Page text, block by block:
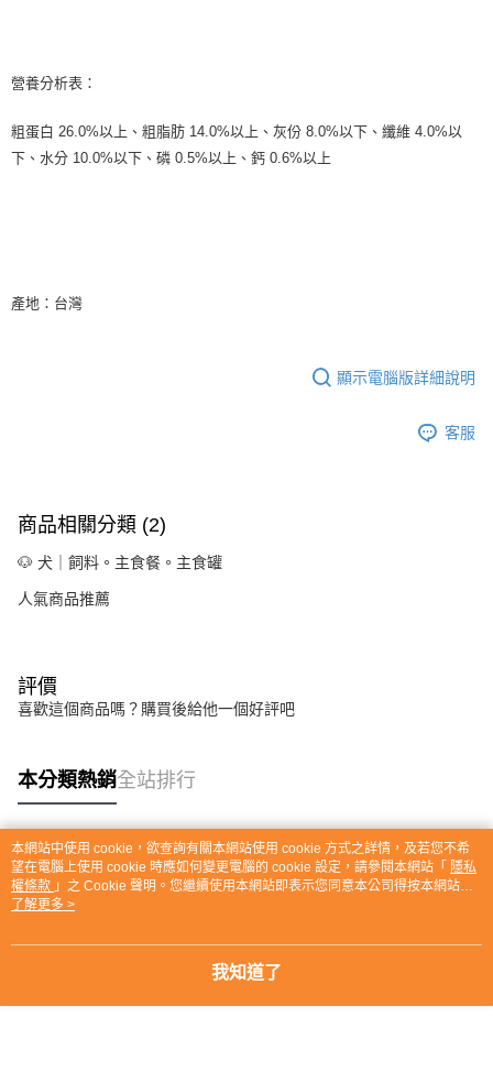
客戶支援中心」
【注意事項】
１．透過由恩沛科技股份有限公司提供之「AFTEE先享後付」服務完成之交
易，需依本服務之必要範圍內提供個人資料，並將交易相關給付款項請求債
４．使用「AFTEE先享後付」時，將依據個別帳號之用戶狀況，依本公司即
５．嚴禁一人註冊多個帳號或使用他人資訊註冊。若發現惡意使用之情形，
恩沛科技股份有限公司將有權停止該用戶之使用額度並採取法律行動。
營養分析表：
粗蛋白 26.0%以上、粗脂肪 14.0%以上、灰份 8.0%以下、纖維 4.0%以
下、水分 10.0%以下、磷 0.5%以上、鈣 0.6%以上
產地：台灣
顯示電腦版詳細說明
客服
商品相關分類 (2)
🐶 犬｜飼料。主食餐。主食罐
人氣商品推薦
評價
喜歡這個商品嗎？購買後給他一個好評吧
本分類熱銷全站排行
熱門標籤
本網站中使用 cookie，欲查詢有關本網站使用 cookie 方式之詳情，及若您不希
望在電腦上使用 cookie 時應如何變更電腦的 cookie 設定，請參閱本網站「 隱私
權條款 」之 Cookie 聲明。您繼續使用本網站即表示您同意本公司得按本網站使
用條款之 Cookie 聲明使用 cookie。
了解更多 >
我知道了